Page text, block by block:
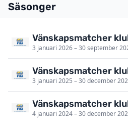
Säsonger
Vänskapsmatcher
3 januari 2026 – 30 september
Vänskapsmatcher
3 januari 2025 – 30 december
Vänskapsmatcher
4 januari 2024 – 30 december